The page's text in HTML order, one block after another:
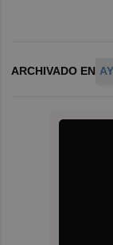
ARCHIVADO EN